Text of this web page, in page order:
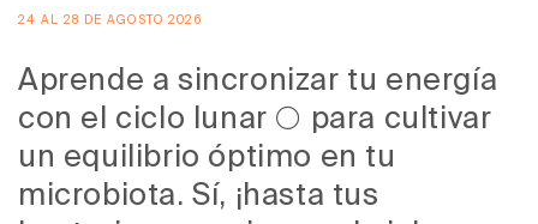
24 AL 28 DE AGOSTO 2026
Aprende a sincronizar tu energía
con el ciclo lunar 🌕 para cultivar
un equilibrio óptimo en tu
microbiota. Sí, ¡hasta tus